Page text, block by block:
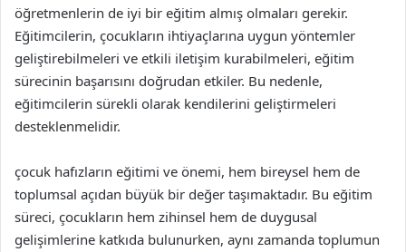
öğretmenlerin de iyi bir eğitim almış olmaları gerekir.
Eğitimcilerin, çocukların ihtiyaçlarına uygun yöntemler
geliştirebilmeleri ve etkili iletişim kurabilmeleri, eğitim
sürecinin başarısını doğrudan etkiler. Bu nedenle,
eğitimcilerin sürekli olarak kendilerini geliştirmeleri
desteklenmelidir.
çocuk hafızların eğitimi ve önemi, hem bireysel hem de
toplumsal açıdan büyük bir değer taşımaktadır. Bu eğitim
süreci, çocukların hem zihinsel hem de duygusal
gelişimlerine katkıda bulunurken, aynı zamanda toplumun